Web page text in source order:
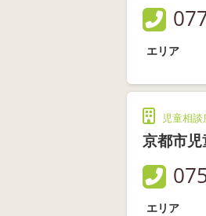
エリア
児童相談
京都市
エリア